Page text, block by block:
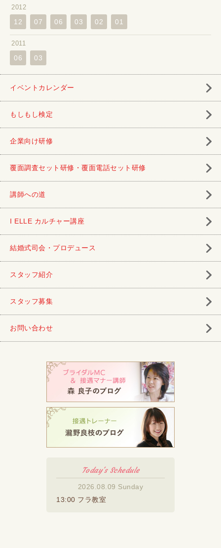
2012
12 07 06 03 02 01
2011
06 03
イベントカレンダー
もしもし検定
企業向け研修
覆面調査セット研修・覆面電話セット研修
講師への道
I ELLE カルチャー講座
結婚式司会・プロデュース
スタッフ紹介
スタッフ募集
お問い合わせ
Today's Schedule
2026.08.09 Sunday
13:00 フラ教室